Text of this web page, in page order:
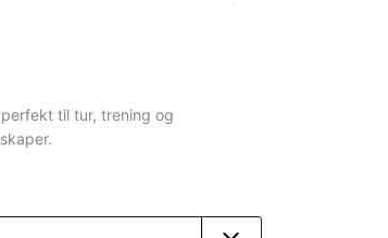
til tur, trening og